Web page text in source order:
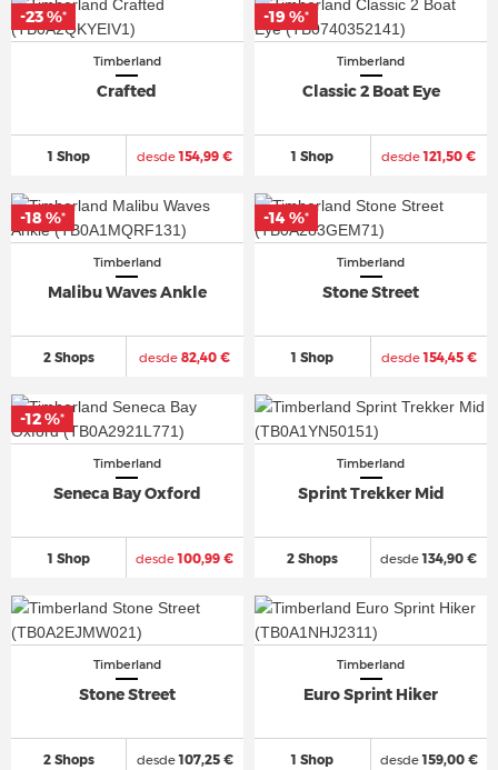
Timberland
Crafted
1 Shop desde154,99 €
-23 %*
Timberland
Classic 2 Boat Eye
1 Shop desde121,50 €
-19 %*
Timberland
Malibu Waves Ankle
2 Shops desde 82,40 €
-18 %*
Timberland
Stone Street
1 Shop desde154,45 €
-14 %*
Timberland
Seneca Bay Oxford
1 Shop desde100,99 €
-12 %*
Timberland
Sprint Trekker Mid
2 Shops desde134,90 €
Timberland
Stone Street
2 Shops desde107,25 €
Timberland
Euro Sprint Hiker
1 Shop desde159,00 €